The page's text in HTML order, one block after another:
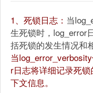
1、死锁日志： 当
生死锁时，log_error
括死锁的发生情况和
当
r日志将详细记录死
下文信息。